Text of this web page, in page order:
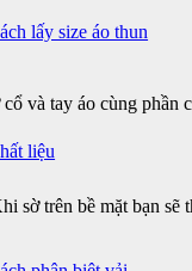
lấy size áo thun
liệu
và tay áo cùng phần
trên bề mặt bạn sẽ